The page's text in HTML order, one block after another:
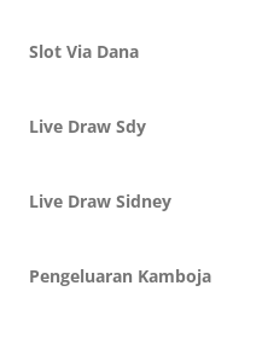
Slot Via Dana
Live Draw Sdy
Live Draw Sidney
Pengeluaran Kamboja